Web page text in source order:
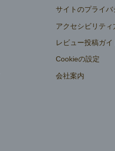
サイトのプライバ
アクセシビリティ
レビュー投稿ガイ
Cookieの設定
会社案内